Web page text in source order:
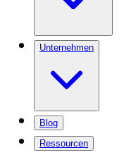
Unternehmen
Blog
Ressourcen